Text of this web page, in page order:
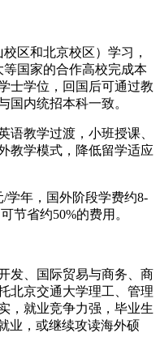
区和北京校区）学习，
国家的合作高校完成本
士学位，回国后可通过教
国内统招本科一致。
教学过渡，小班授课、
教学模式，降低留学适应
年，国外阶段学费约8-
节省约50%的费用。
、国际贸易与商务、商
北京交通大学理工、管理
，就业竞争力强，毕业生
业，或继续攻读海外硕